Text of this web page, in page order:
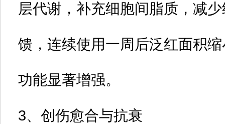
层代谢，补充细胞间脂质，减
馈，连续使用一周后泛红面积
功能显著增强‌。
3、创伤愈合与抗衰‌